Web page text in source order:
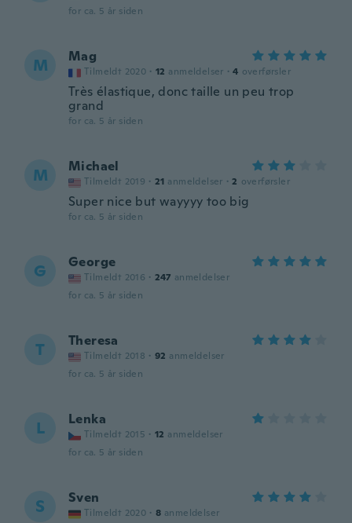
for ca. 5 år siden
M Mag
Tilmeldt 2020 · 12 anmeldelser · 4 overførsler
Très élastique, donc taille un peu trop
grand
for ca. 5 år siden
M Michael
Tilmeldt 2019 · 21 anmeldelser · 2 overførsler
Super nice but wayyyy too big
for ca. 5 år siden
G George
Tilmeldt 2016 · 247 anmeldelser
for ca. 5 år siden
T Theresa
Tilmeldt 2018 · 92 anmeldelser
for ca. 5 år siden
L Lenka
Tilmeldt 2015 · 12 anmeldelser
for ca. 5 år siden
S Sven
Tilmeldt 2020 · 8 anmeldelser